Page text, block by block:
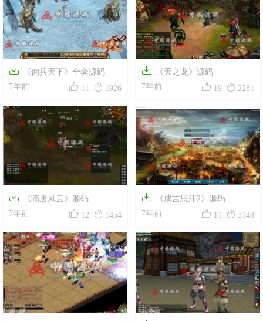

《佣兵天下》全套源码
7年前
 11  1926

《天之龙》源码
7年前
 19  2281

《隋唐风云》源码
7年前
 12  1454

《成吉思汗2》源码
7年前
 11  3148